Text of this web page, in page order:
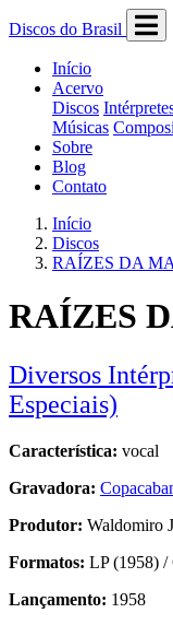
Discos do Brasil
Início
Acervo
Discos
Músicas
Sobre
Blog
Contato
Início
Discos
RAÍZES DA
RAÍZES
Diversos
Especiais)
Característica: vocal
Gravadora:
Produtor: Waldomiro
Formatos: LP (1958)
Lançamento: 1958